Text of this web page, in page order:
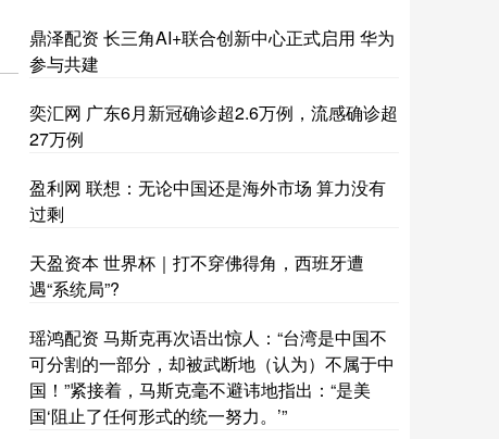
鼎泽配资 长三角AI+联合创新中心正式启用 华为
参与共建
奕汇网 广东6月新冠确诊超2.6万例，流感确诊超
27万例
盈利网 联想：无论中国还是海外市场 算力没有
过剩
天盈资本 世界杯｜打不穿佛得角，西班牙遭
遇“系统局”?
瑶鸿配资 马斯克再次语出惊人：“台湾是中国不
可分割的一部分，却被武断地（认为）不属于中
国！”紧接着，马斯克毫不避讳地指出：“是美
国‘阻止了任何形式的统一努力。’”